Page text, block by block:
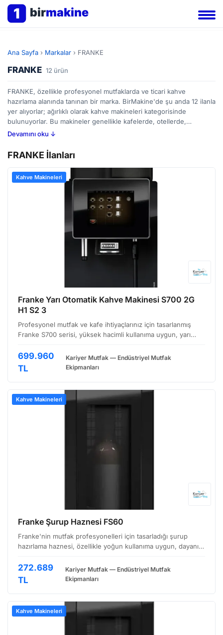
1 birmakine
Ana Sayfa › Markalar › FRANKE
FRANKE 12 ürün
FRANKE, özellikle profesyonel mutfaklarda ve ticari kahve
hazırlama alanında tanınan bir marka. BirMakine'de şu anda 12 ilanla
yer alıyorlar; ağırlıklı olarak kahve makineleri kategorisinde
bulunuyorlar. Bu makineler genellikle kafelerde, otellerde,
restoranlarda veya ofis ortamlarında kullanılıyor. Kahve
teknik özellikler dikkat edilmesi gereken noktalar. FRANKE'nin
ürünleri, yoğun kullanıma uygun dayanıklı tasarımlarıyla biliniyor.
İkinci el ilanları da değerlendirilebilirken, alıcıların makinenin
kondisyonunu ve bakım geçmişini incelemesi önerilir. BirMakine
platformunda farklı fiyat aralıklarındaki seçenekleri karşılaştırarak
ihtiyaçlarınıza en uygun FRANKE kahve makinesini bulabilirsiniz.
Devamını oku ↓
FRANKE İlanları
Kahve Makineleri
Franke Yarı Otomatik Kahve Makinesi S700 2G
H1 S2 3
Profesyonel mutfak ve kafe ihtiyaçlarınız için tasarlanmış
Franke S700 serisi, yüksek hacimli kullanıma uygun, yarı
temposuna sahip işletmeler için ideal bir çözüm …
699.960
TL
Kariyer Mutfak — Endüstriyel Mutfak
Ekipmanları
Kahve Makineleri
Franke Şurup Haznesi FS60
Franke'nin mutfak profesyonelleri için tasarladığı şurup
hazırlama haznesi, özellikle yoğun kullanıma uygun, dayanıklı
önceliğimiz olduğu için, bu ürünün her aşa…
272.689
TL
Kariyer Mutfak — Endüstriyel Mutfak
Ekipmanları
Kahve Makineleri